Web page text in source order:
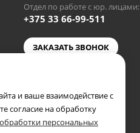
Отдел по работе с юр. лицами:
+375 33 66-99-511
ЗАКАЗАТЬ ЗВОНОК
и ваше взаимодействие с
согласие на обработку
персональных